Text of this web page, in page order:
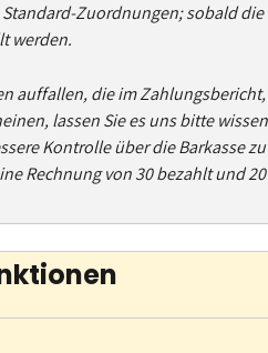
Zuordnungen; sobald
werden.
auffallen, die im
lassen Sie es uns bitte
Kontrolle über die Barkasse
Rechnung von 30 bezahlt und